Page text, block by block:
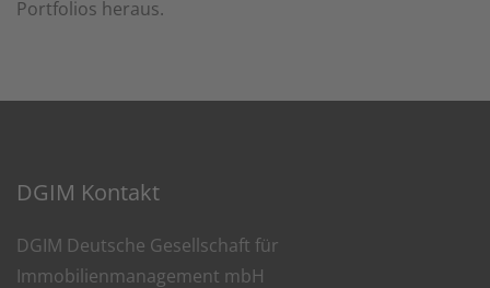
Portfolios heraus.
DGIM Kontakt
DGIM Deutsche Gesellschaft für
Immobilienmanagement mbH